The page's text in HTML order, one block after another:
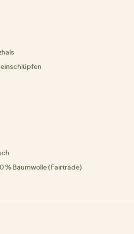
% Baumwolle (Fairtrade)